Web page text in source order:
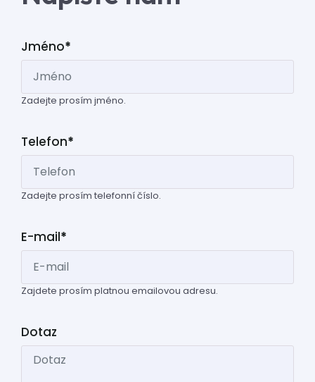
Jméno*
Zadejte prosím jméno.
Telefon*
Zadejte prosím telefonní číslo.
E-mail*
Zajdete prosím platnou emailovou adresu.
Dotaz